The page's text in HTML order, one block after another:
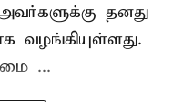
தனது
வழங்கியுள்ளது.
...